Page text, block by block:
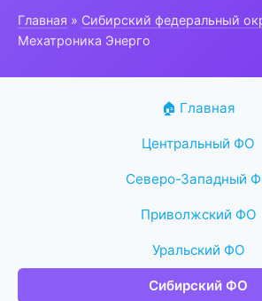
Главная » Сибирский федеральный
Мехатроника Энерго
🏠 Главная
Центральный ФО
Северо-Западный
Приволжский ФО
Уральский ФО
Сибирский ФО